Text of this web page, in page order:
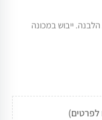
עד 30 מעלות, ללא הלבנה. ייבוש במכונה